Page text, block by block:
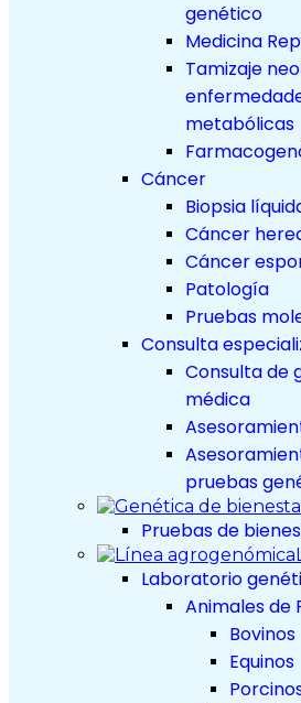
genético
Medicina
Tamizaje
metabólicas
Cáncer
Biopsia
Cáncer
Cáncer
Patología
Pruebas
Consulta
Consulta de
médica
pruebas
Pruebas de
Laboratorio
Animales de
Bovinos
Equinos